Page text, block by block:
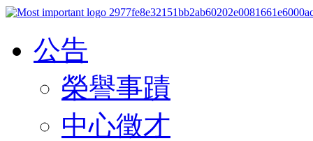
公告
榮譽事蹟
中心徵才